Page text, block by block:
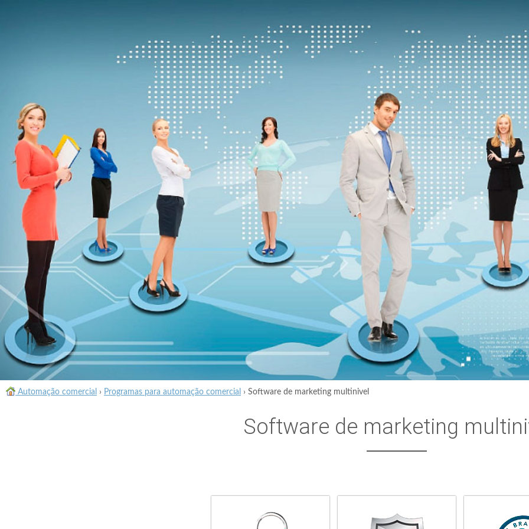
Automação comercial › Programas para automação comercial › Software de marketing multinivel
Software de marketing